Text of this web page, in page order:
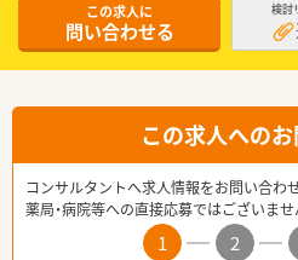
この求人に
問い合わせる
検討
この求人への
コンサルタントへ求人情報をお問い合わ
薬局・病院等への直接応募ではございませ
1 2